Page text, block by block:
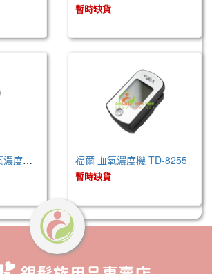
暫時缺貨
吉懋 GM602B 血氧濃度測定儀器 福爾 血氧濃度機 TD-8255
暫時缺貨